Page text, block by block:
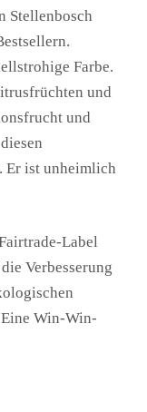
Stellenbosch
Farbe.
und
und
Er ist unheimlich
Label
Verbesserung
Win-Win-